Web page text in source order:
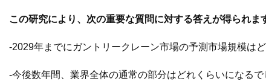
この研究により、次の重要な質問に対する答えが得られま
-2029年までにガントリークレーン市場の予測市場規模は
-今後数年間、業界全体の通常の部分はどれくらいになる